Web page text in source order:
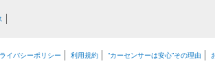
イバシーポリシー 利用規約 “カーセンサーは安心”その理由